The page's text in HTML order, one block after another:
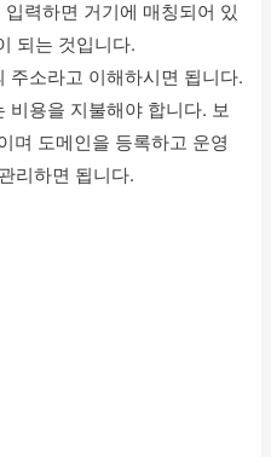
력하면 거기에 매칭되어 있
되는 것입니다.
주소라고 이해하시면 됩니다.
비용을 지불해야 합니다. 보
며 도메인을 등록하고 운영
리하면 됩니다.